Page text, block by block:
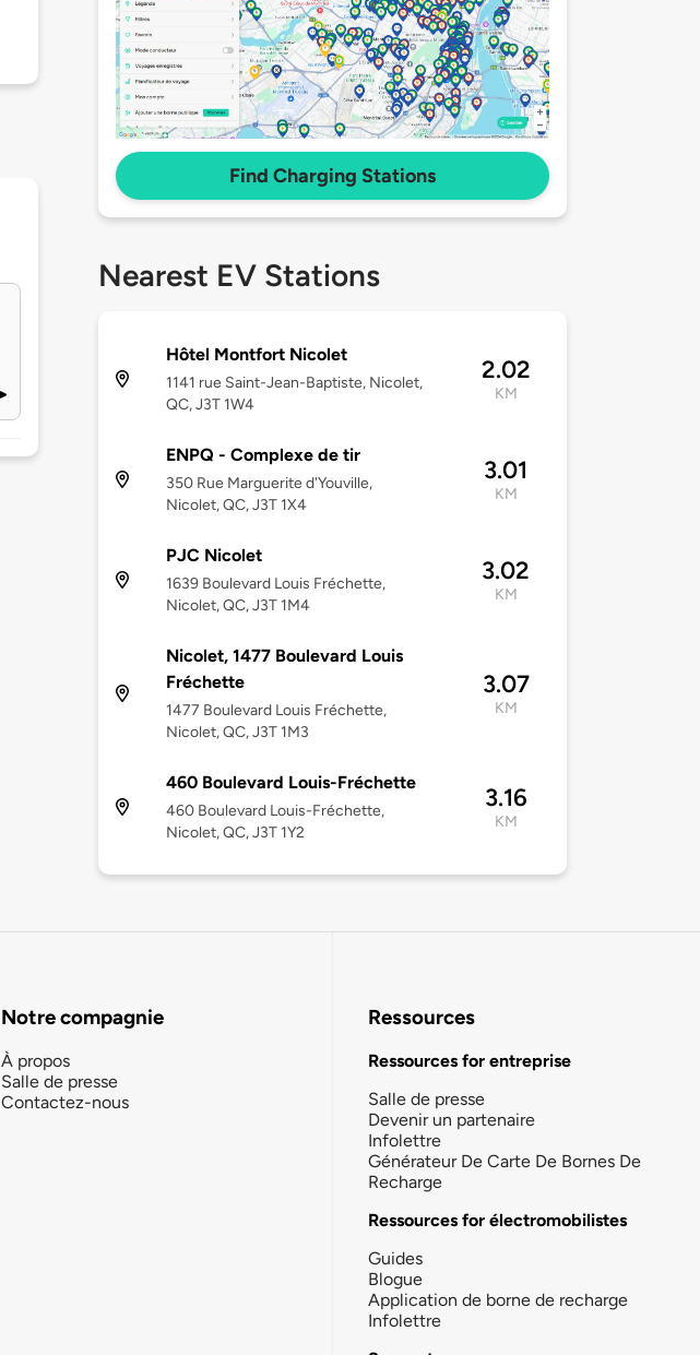
Find Charging Stations
Nearest EV Stations
Hôtel Montfort Nicolet
1141 rue Saint-Jean-Baptiste, Nicolet,
QC, J3T 1W4
2.02
KM
ENPQ - Complexe de tir
350 Rue Marguerite d'Youville,
Nicolet, QC, J3T 1X4
3.01
KM
PJC Nicolet
1639 Boulevard Louis Fréchette,
Nicolet, QC, J3T 1M4
3.02
KM
Nicolet, 1477 Boulevard Louis
Fréchette
1477 Boulevard Louis Fréchette,
Nicolet, QC, J3T 1M3
3.07
KM
460 Boulevard Louis-Fréchette
460 Boulevard Louis-Fréchette,
Nicolet, QC, J3T 1Y2
3.16
KM
Notre compagnie
À propos
Salle de presse
Contactez-nous
Ressources
Ressources for entreprise
Salle de presse
Devenir un partenaire
Infolettre
Générateur De Carte De Bornes De
Recharge
Ressources for électromobilistes
Guides
Blogue
Application de borne de recharge
Infolettre